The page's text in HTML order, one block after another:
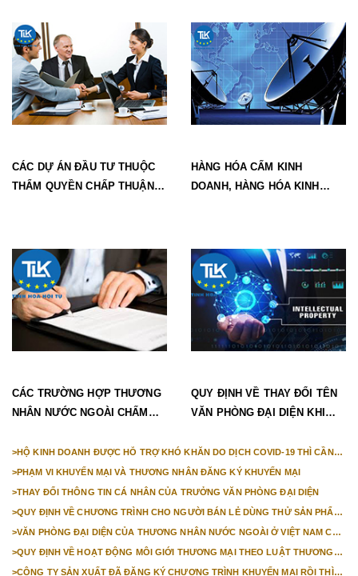
CÁC DỰ ÁN ĐẦU TƯ THUỘC
THẨM QUYỀN CHẤP THUẬN
CAO?
HÀNG HÓA CẤM KINH
DOANH, HÀNG HÓA KINH
CÁC TRƯỜNG HỢP THƯƠNG
NHÂN NƯỚC NGOÀI CHẤM
NAM?
QUY ĐỊNH VỀ THAY ĐỔI TÊN
VĂN PHÒNG ĐẠI DIỆN KHI
>HỘ KINH DOANH ĐƯỢC HỖ TRỢ KHÓ KHĂN DO DỊCH COVID-19 THÌ CẦN
>PHẠM VI KHUYẾN MẠI VÀ THƯƠNG NHÂN ĐĂNG KÝ KHUYẾN MẠI
>THAY ĐỔI THÔNG TIN CÁ NHÂN CỦA TRƯỞNG VĂN PHÒNG ĐẠI DIỆN
>QUY ĐỊNH VỀ CHƯƠNG TRÌNH CHO NGƯỜI BÁN LẺ DÙNG THỬ SẢN PHẨM
>VĂN PHÒNG ĐẠI DIỆN CỦA THƯƠNG NHÂN NƯỚC NGOÀI Ở VIỆT NAM CÓ
>QUY ĐỊNH VỀ HOẠT ĐỘNG MÔI GIỚI THƯƠNG MẠI THEO LUẬT THƯƠNG
>CÔNG TY SẢN XUẤT ĐÃ ĐĂNG KÝ CHƯƠNG TRÌNH KHUYẾN MẠI RỒI THÌ